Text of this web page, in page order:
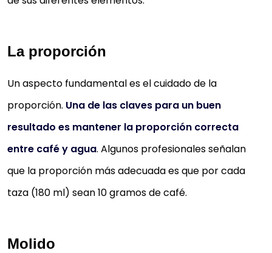
La proporción
Un aspecto fundamental es el cuidado de la
proporción. Una de las claves para un buen
resultado es mantener la proporción correcta
entre café y agua. Algunos profesionales señalan
que la proporción más adecuada es que por cada
taza (180 ml) sean 10 gramos de café.
Molido